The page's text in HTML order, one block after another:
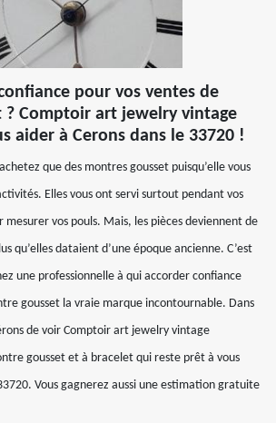
pour vos ventes de
? Comptoir art jewelry vintage
aider à Cerons dans le 33720 !
que des montres gousset puisqu’elle vous
Elles vous ont servi surtout pendant vos
mesurer vos pouls. Mais, les pièces deviennent de
qu’elles dataient d’une époque ancienne. C’est
une professionnelle à qui accorder confiance
gousset la vraie marque incontournable. Dans
de voir Comptoir art jewelry vintage
gousset et à bracelet qui reste prêt à vous
Vous gagnerez aussi une estimation gratuite